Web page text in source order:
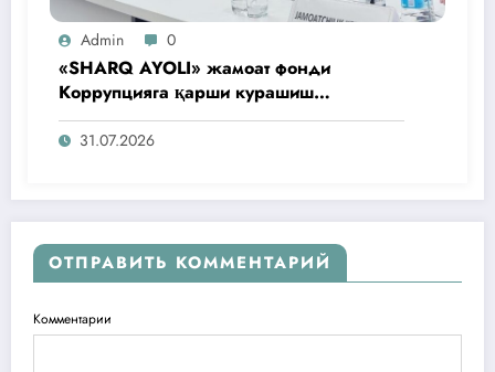
Admin 0
«SHARQ AYOLI» жамоат фонди
Коррупцияга қарши курашиш
агентлигидаги жамоат эшитувида
ташаббусларини тақдим этди
31.07.2026
ОТПРАВИТЬ КОММЕНТАРИЙ
Комментарии